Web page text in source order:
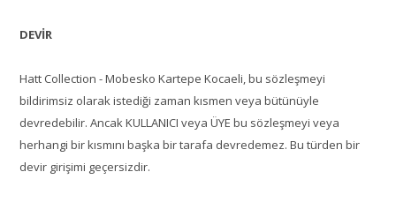
DEVİR
Hatt Collection - Mobesko Kartepe Kocaeli, bu sözleşmeyi
bildirimsiz olarak istediği zaman kısmen veya bütünüyle
devredebilir. Ancak KULLANICI veya ÜYE bu sözleşmeyi veya
herhangi bir kısmını başka bir tarafa devredemez. Bu türden bir
devir girişimi geçersizdir.